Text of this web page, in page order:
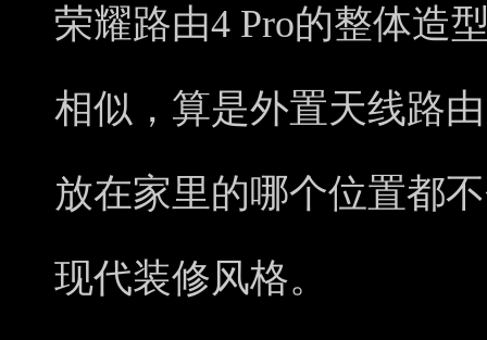
荣耀路由4 Pro的整体造
相似，算是外置天线路
放在家里的哪个位置都
现代装修风格。